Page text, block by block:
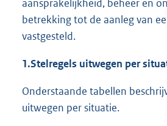
aansprakelijkheid, beheer en
betrekking tot de aanleg van
vastgesteld.
1.Stelregels uitwegen per
Onderstaande tabellen
uitwegen per situatie.